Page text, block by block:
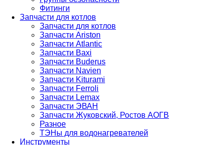
Фитинги
Запчасти для котлов
Запчасти для котлов
Запчасти Ariston
Запчасти Atlantic
Запчасти Baxi
Запчасти Buderus
Запчасти Navien
Запчасти Kiturami
Запчасти Ferroli
Запчасти Lemax
Запчасти ЭВАН
Запчасти Жуковский, Ростов АОГВ
Разное
ТЭНы для водонагревателей
Инструменты